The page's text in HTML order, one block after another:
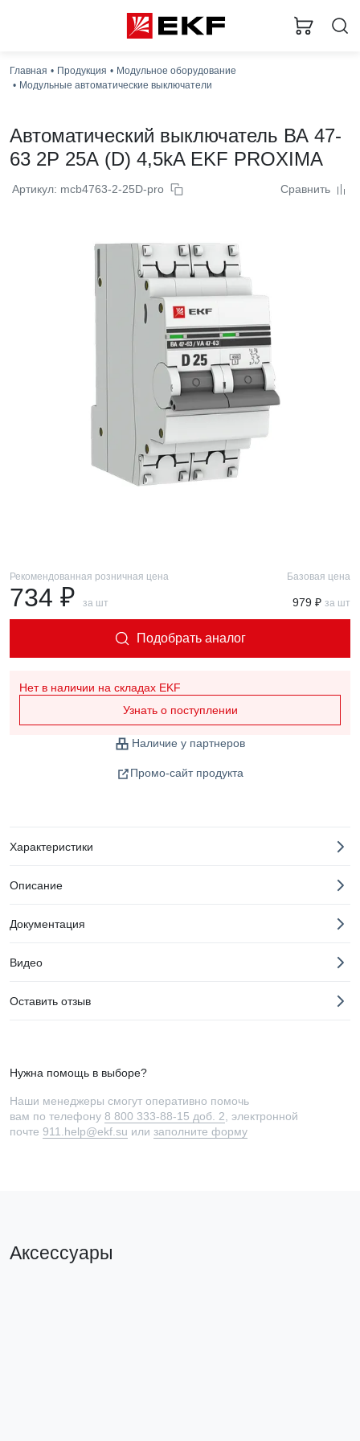
Главная Продукция
Модульное оборудование
Модульные автоматические выключатели
Автоматический выключатель ВА 47-
63 2P 25А (D) 4,5kA EKF PROXIMA
Артикул: mcb4763-2-25D-pro Сравнить
Рекомендованная розничная цена
734 ₽ за шт
Базовая цена
979 ₽ за шт
Подобрать аналог
Нет в наличии на складах EKF
Узнать о поступлении
Наличие у партнеров
Промо-сайт продукта
Характеристики
Описание
Документация
Видео
Оставить отзыв
Нужна помощь в выборе?
Наши менеджеры смогут оперативно помочь
вам по телефону 8 800 333-88-15 доб. 2 , электронной
почте 911.help@ekf.su или заполните форму
Аксессуары